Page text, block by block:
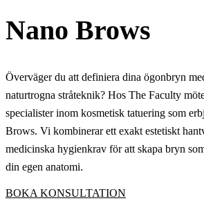
Nano Brows
Överväger du att definiera dina ögonbryn
naturtrogna stråteknik? Hos The Faculty
specialister inom kosmetisk tatuering som
Brows. Vi kombinerar ett exakt estetiskt
medicinska hygienkrav för att skapa bryn
din egen anatomi.
BOKA KONSULTATION